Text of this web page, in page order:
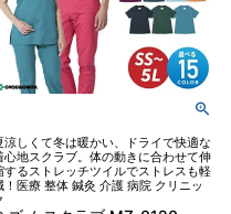
涼しくて冬は暖かい、ドライで快適な
心地スクラブ。体の動きに合わせて伸
するストレッチツイルでストレスも軽
！医療 整体 鍼灸 介護 病院 クリニッ